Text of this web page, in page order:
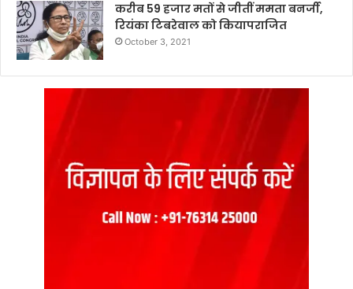
करीब 59 हजार मतों से जीतीं ममता बनर्जी,
रियंका टिबरेवाल को कियापराजित
October 3, 2021